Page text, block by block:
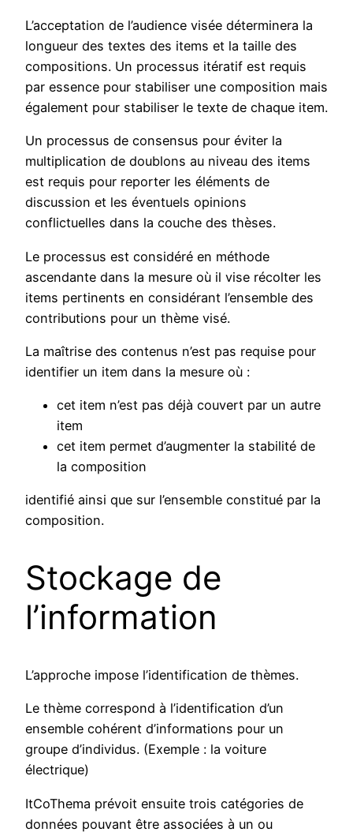
L’acceptation de l’audience visée déterminera la
longueur des textes des items et la taille des
compositions. Un processus itératif est requis
par essence pour stabiliser une composition mais
également pour stabiliser le texte de chaque item.
Un processus de consensus pour éviter la
multiplication de doublons au niveau des items
est requis pour reporter les éléments de
discussion et les éventuels opinions
conflictuelles dans la couche des thèses.
Le processus est considéré en méthode
ascendante dans la mesure où il vise récolter les
items pertinents en considérant l’ensemble des
contributions pour un thème visé.
La maîtrise des contenus n’est pas requise pour
identifier un item dans la mesure où :
cet item n’est pas déjà couvert par un autre
item
cet item permet d’augmenter la stabilité de
la composition
identifié ainsi que sur l’ensemble constitué par la
composition.
Stockage de
l’information
L’approche impose l’identification de thèmes.
Le thème correspond à l’identification d’un
ensemble cohérent d’informations pour un
groupe d’individus. (Exemple : la voiture
électrique)
ItCoThema prévoit ensuite trois catégories de
données pouvant être associées à un ou